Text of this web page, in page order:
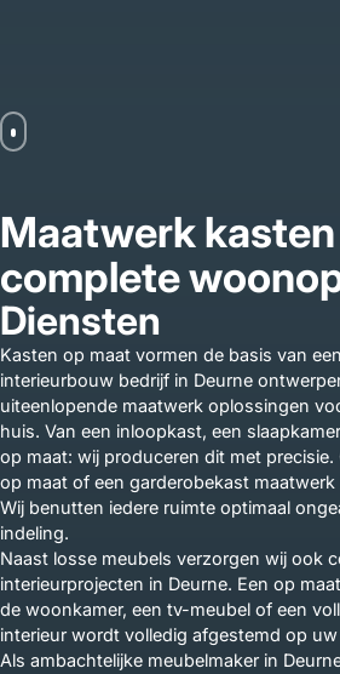
Maatwerk kasten
complete
Diensten
Kasten op maat vormen de basis van
interieurbouw bedrijf in Deurne
uiteenlopende maatwerk oplossingen
huis. Van een inloopkast, een
op maat: wij produceren dit met
op maat of een garderobekast
Wij benutten iedere ruimte optimaal
indeling.
Naast losse meubels verzorgen wij ook
interieurprojecten in Deurne. Een op
de woonkamer, een tv-meubel of een
interieur wordt volledig afgestemd op
Als ambachtelijke meubelmaker in